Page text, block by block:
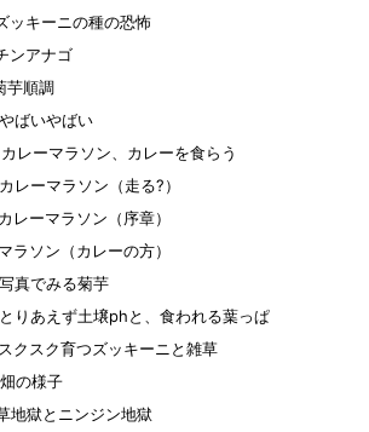
キーニの種の恐怖
ンアナゴ
順調
ばいやばい
ーマラソン、カレーを食らう
ーマラソン（走る?）
ーマラソン（序章）
ソン（カレーの方）
真でみる菊芋
あえず土壌phと、食われる葉っぱ
スク育つズッキーニと雑草
の様子
獄とニンジン地獄